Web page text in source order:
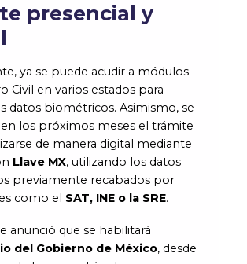
presencial y
ya se puede acudir a módulos
Civil en varios estados para
datos biométricos. Asimismo, se
los próximos meses el trámite
de manera digital mediante
Llave MX, utilizando los datos
previamente recabados por
como el SAT, INE o la SRE.
anunció que se habilitará
del Gobierno de México, desde